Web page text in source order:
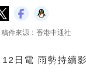
稿件來源：香港中通社
日電 雨勢持續